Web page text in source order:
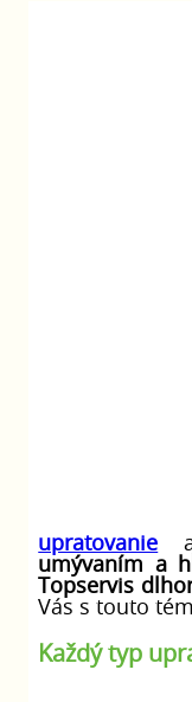
upratovanie a
umývaním a
Topservis
Vás s touto
Každý typ